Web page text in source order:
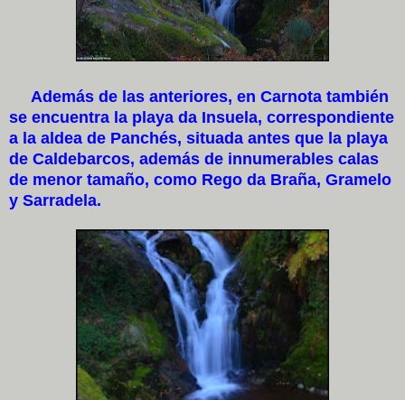
Además de las anteriores, en Carnota también
se encuentra la playa da Insuela, correspondiente
a la aldea de Panchés, situada antes que la playa
de Caldebarcos, además de innumerables calas
de menor tamaño, como Rego da Braña, Gramelo
y Sarradela.